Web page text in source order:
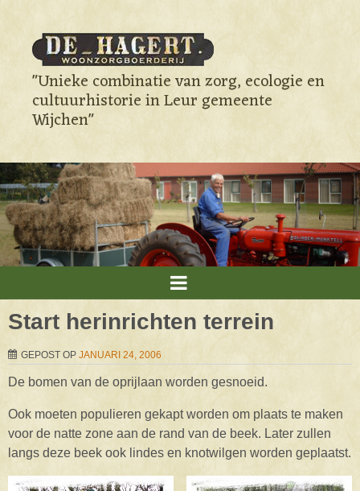
"Unieke combinatie van zorg, ecologie en
cultuurhistorie in Leur gemeente
Wijchen"
Start herinrichten terrein
GEPOST OP JANUARI 24, 2006
De bomen van de oprijlaan worden gesnoeid.
Ook moeten populieren gekapt worden om plaats te maken
voor de natte zone aan de rand van de beek. Later zullen
langs deze beek ook lindes en knotwilgen worden geplaatst.